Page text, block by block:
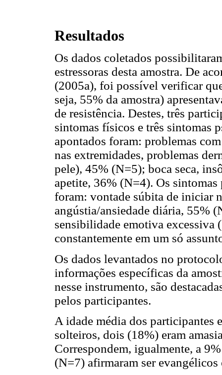
Resultados
Os dados coletados
estressoras desta amostra. De
(2005a), foi possível verificar
seja, 55% da amostra)
de resistência. Destes, três
sintomas físicos e três sintomas
apontados foram: problemas
nas extremidades, problemas
pele), 45% (N=5); boca seca,
apetite, 36% (N=4). Os
foram: vontade súbita de iniciar
angústia/ansiedade diária, 55%
sensibilidade emotiva excessiva
constantemente em um só
Os dados levantados no
informações específicas da
nesse instrumento, são
pelos participantes.
A idade média dos participantes
solteiros, dois (18%) eram
Correspondem, igualmente, a
(N=7) afirmaram ser